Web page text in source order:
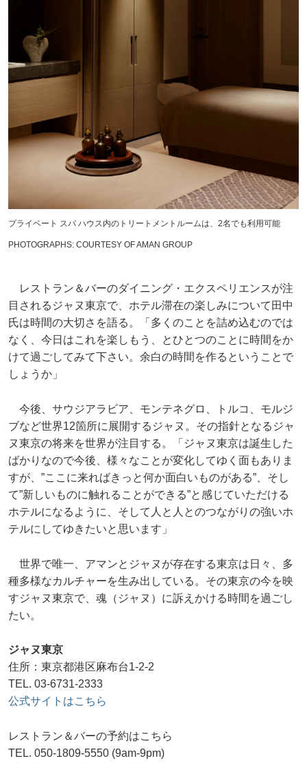
プライベート スパ ハウス内のトリートメントルームは、2名でも利用可能
PHOTOGRAPHS: COURTESY OF AMAN GROUP
レストラン＆バーのダイニング・エクスペリエンスが注
目されるジャヌ東京で、ホテル滞在の楽しみについて田中
氏は時間の大切さを語る。「多くのことを詰め込むのでは
なく、今日はこれを楽しもう、とひとつのことに時間をか
けて過ごしてみて下さい。余白の時間を作るということで
しょうか」
今後、サウジアラビア、モンテネグロ、トルコ、モルジ
ブなど世界12箇所に展開するジャヌ。その指針となるジャ
ヌ東京の将来を世界が注目する。「ジャヌ東京は誕生した
ばかりなので今後、様々なことが変化してゆく面もありま
すが、”ここに来ればきっと何か面白いものがある”、そし
て”新しいものに触れることができる”と感じていただける
ホテルになるように、そして人と人とのつながりの強いホ
テルにしてゆきたいと思います」
世界で唯一、アマンとジャヌが存在する東京は日々、多
種多様なカルチャーを生み出している。その東京の今を映
すジャヌ東京で、魂（ジャヌ）に訴えかける時間を過ごし
たい。
ジャヌ東京
住所：東京都港区麻布台1-2-2
TEL. 03-6731-2333
公式サイトはこちら
レストラン＆バーの予約はこちら
TEL. 050-1809-5550 (9am-9pm)